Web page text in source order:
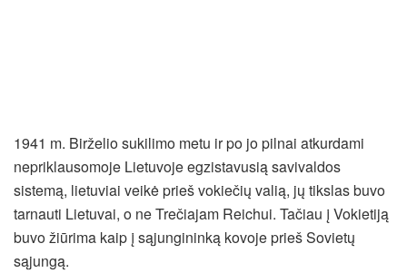
1941 m. Birželio sukilimo metu ir po jo pilnai atkurdami
nepriklausomoje Lietuvoje egzistavusią savivaldos
sistemą, lietuviai veikė prieš vokiečių valią, jų tikslas buvo
tarnauti Lietuvai, o ne Trečiajam Reichui. Tačiau į Vokietiją
buvo žiūrima kaip į sąjungininką kovoje prieš Sovietų
sąjungą.